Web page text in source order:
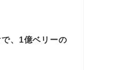
、1億ベリーの